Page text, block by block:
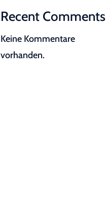
Recent Comments
Keine Kommentare
vorhanden.